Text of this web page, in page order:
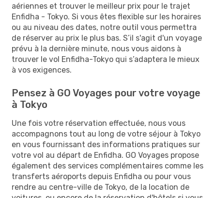
aériennes et trouver le meilleur prix pour le trajet
Enfidha - Tokyo. Si vous êtes flexible sur les horaires
ou au niveau des dates, notre outil vous permettra
de réserver au prix le plus bas. S’il s'agit d'un voyage
prévu à la dernière minute, nous vous aidons à
trouver le vol Enfidha-Tokyo qui s’adaptera le mieux
à vos exigences.
Pensez à GO Voyages pour votre voyage
à Tokyo
Une fois votre réservation effectuée, nous vous
accompagnons tout au long de votre séjour à Tokyo
en vous fournissant des informations pratiques sur
votre vol au départ de Enfidha. GO Voyages propose
également des services complémentaires comme les
transferts aéroports depuis Enfidha ou pour vous
rendre au centre-ville de Tokyo, de la location de